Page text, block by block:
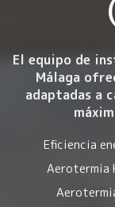
El equipo de
Málaga
adaptadas a
Eficiencia
Aerotermia